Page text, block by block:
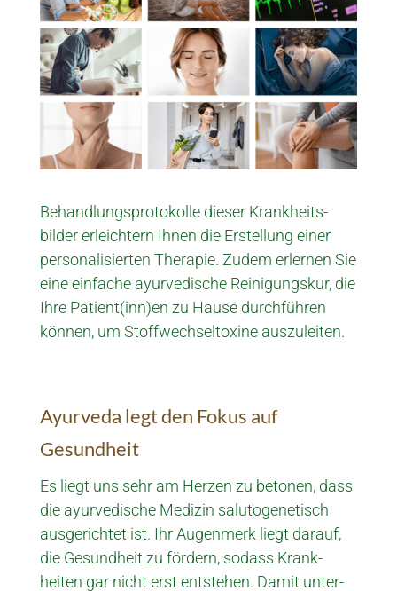
Behandlungsprotokolle dieser Krank­heits­
bilder erleichtern Ihnen die Erstel­lung einer
per­so­nali­sierten Thera­pie. Zu­dem er­lernen Sie
eine ein­fache ayur­vedi­sche Rei­nigungs­kur, die
Ihre Patient­(inn)en zu Hause durch­führen
können, um Stoff­wechsel­toxine aus­zuleiten.
Ayurveda legt den Fokus auf
Gesundheit
Es liegt uns sehr am Herzen zu betonen, dass
die ayur­vedi­sche Medizin salu­to­ge­ne­tisch
aus­gerichtet ist. Ihr Augen­merk liegt darauf,
die Gesund­heit zu fördern, sodass Krank­
heiten gar nicht erst entstehen. Damit unter­